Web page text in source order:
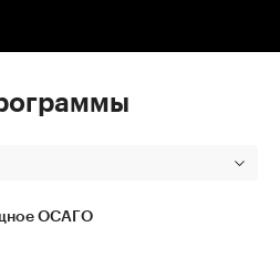
ОСАГО